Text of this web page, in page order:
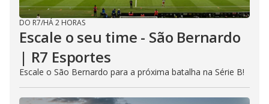
DO R7/HÁ 2 HORAS
Escale o seu time - São Bernardo
| R7 Esportes
Escale o São Bernardo para a próxima batalha na Série B!